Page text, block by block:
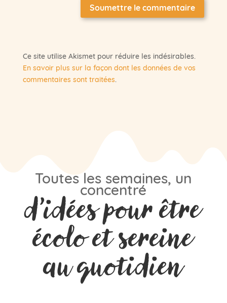
Soumettre le commentaire
Ce site utilise Akismet pour réduire les indésirables.
En savoir plus sur la façon dont les données de vos
commentaires sont traitées.
Toutes les semaines, un
concentré
d’idées pour être
écolo et sereine
au quotidien